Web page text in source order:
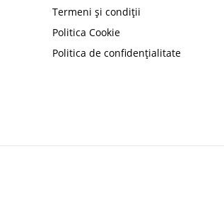
Termeni și condiții
Politica Cookie
Politica de confidențialitate
PROTO41
reducere la